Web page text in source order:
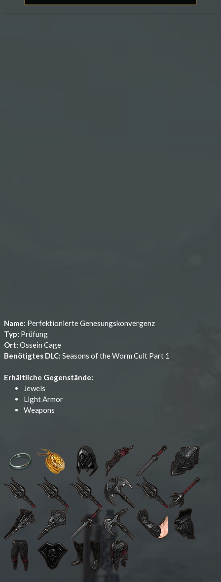
Name: Perfektionierte Genesungskonvergenz
Typ: Prüfung
Ort: Ossein Cage
Benötigtes DLC: Seasons of the Worm Cult Part 1
Erhältliche Gegenstände:
Jewels
Light Armor
Weapons